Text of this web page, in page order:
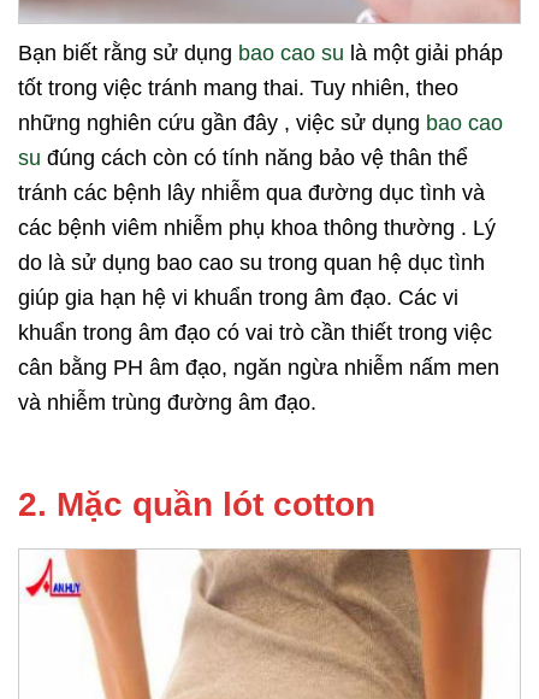
Bạn biết rằng sử dụng bao cao su là một giải pháp
tốt trong việc tránh mang thai. Tuy nhiên, theo
những nghiên cứu gần đây , việc sử dụng bao cao
su đúng cách còn có tính năng bảo vệ thân thể
tránh các bệnh lây nhiễm qua đường dục tình và
các bệnh viêm nhiễm phụ khoa thông thường . Lý
do là sử dụng bao cao su trong quan hệ dục tình
giúp gia hạn hệ vi khuẩn trong âm đạo. Các vi
khuẩn trong âm đạo có vai trò cần thiết trong việc
cân bằng PH âm đạo, ngăn ngừa nhiễm nấm men
và nhiễm trùng đường âm đạo.
2. Mặc quần lót cotton